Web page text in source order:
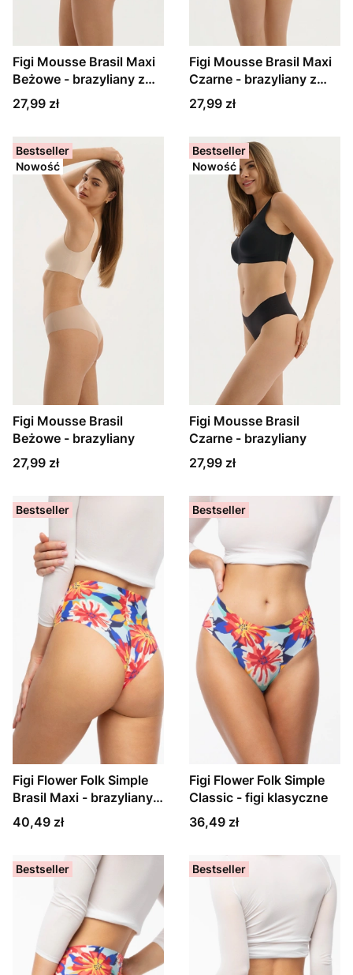
Figi Mousse Brasil Maxi
Beżowe - brazyliany z
wysokim stanem
Cena
27,99 zł
Figi Mousse Brasil Maxi
Czarne - brazyliany z
wysokim stanem
Cena
27,99 zł
Bestseller
Nowość
Figi Mousse Brasil
Beżowe - brazyliany
Cena
27,99 zł
Bestseller
Nowość
Figi Mousse Brasil
Czarne - brazyliany
Cena
27,99 zł
Bestseller
Figi Flower Folk Simple
Brasil Maxi - brazyliany z
wysokim stanem
Cena
40,49 zł
Bestseller
Figi Flower Folk Simple
Classic - figi klasyczne
Cena
36,49 zł
Bestseller Bestseller